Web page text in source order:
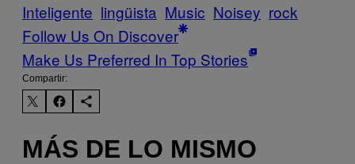
Inteligente lingüista Music Noisey rock
Follow Us On Discover
Make Us Preferred In Top Stories
Compartir:
MÁS DE LO MISMO